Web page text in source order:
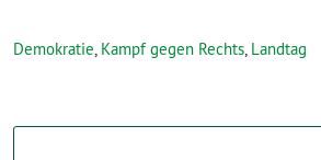
Demokratie, Kampf gegen Rechts, Landtag